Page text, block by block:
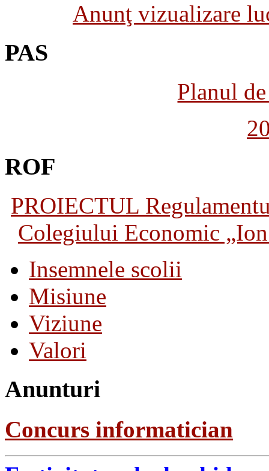
Anunţ vizualizare
PAS
Planul
ROF
PROIECTUL
Colegiului Economic
Insemnele scolii
Misiune
Viziune
Valori
Anunturi
Concurs informatician